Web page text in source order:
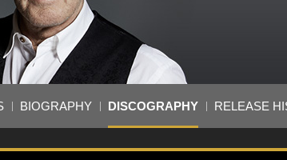
BIOGRAPHY DISCOGRAPHY RELEASE